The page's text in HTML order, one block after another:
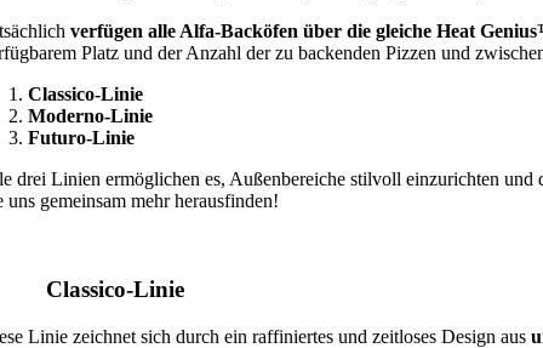
verfügen alle Alfa-Backöfen über die gleiche Heat
Platz und der Anzahl der zu backenden Pizzen und
Classico-Linie
Moderno-Linie
Futuro-Linie
drei Linien ermöglichen es, Außenbereiche stilvoll einzurichten und
uns gemeinsam mehr herausfinden!
Classico-Linie
Linie zeichnet sich durch ein raffiniertes und zeitloses Design aus